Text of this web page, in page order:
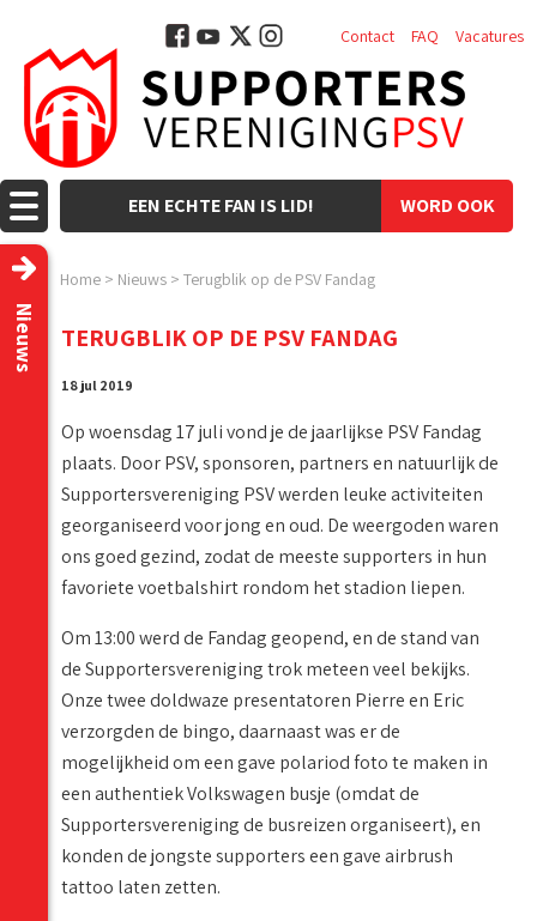
WORD OOK
EEN ECHTE FAN IS LID!
Contact FAQ Vacatures
Home > Nieuws > Terugblik op de PSV Fandag
Nieuws TERUGBLIK OP DE PSV FANDAG
18 jul 2019
Op woensdag 17 juli vond je de jaarlijkse PSV Fandag
plaats. Door PSV, sponsoren, partners en natuurlijk de
Supportersvereniging PSV werden leuke activiteiten
georganiseerd voor jong en oud. De weergoden waren
ons goed gezind, zodat de meeste supporters in hun
favoriete voetbalshirt rondom het stadion liepen.
Om 13:00 werd de Fandag geopend, en de stand van
de Supportersvereniging trok meteen veel bekijks.
Onze twee doldwaze presentatoren Pierre en Eric
verzorgden de bingo, daarnaast was er de
mogelijkheid om een gave polariod foto te maken in
een authentiek Volkswagen busje (omdat de
Supportersvereniging de busreizen organiseert), en
konden de jongste supporters een gave airbrush
tattoo laten zetten.